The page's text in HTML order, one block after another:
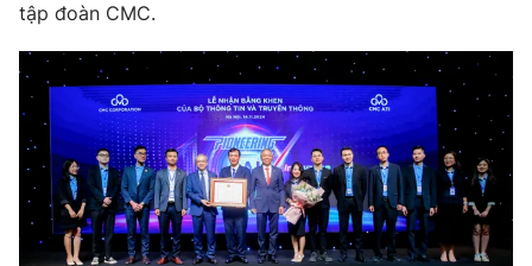
Cơ quan báo chí:
Giấy phép hoạt động báo in và báo điện tử số 483/GP-BTTTT
cấp ngày 29/12/2023
Tổng Biên tập:Vũ Thanh Thủy
Phó Tổng Biên tập:Nguyễn Thị Mỹ Hạnh, Phạm Quốc Thắng,
Nguyễn Trọng Ninh
Tổng đài VTV:024.38 355 931 - 024.38 355 932
Ðiện thoại Thời báo VTV:024.66 897 897
tập đoàn CMC.